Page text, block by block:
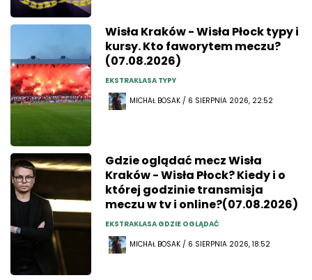
Wisła Kraków - Wisła Płock typy i
kursy. Kto faworytem meczu?
(07.08.2026)
EKSTRAKLASA TYPY
MICHAŁ BOSAK / 6 SIERPNIA 2026, 22:52
Gdzie oglądać mecz Wisła
Kraków - Wisła Płock? Kiedy i o
której godzinie transmisja
meczu w tv i online?(07.08.2026)
EKSTRAKLASA GDZIE OGLĄDAĆ
MICHAŁ BOSAK / 6 SIERPNIA 2026, 18:52